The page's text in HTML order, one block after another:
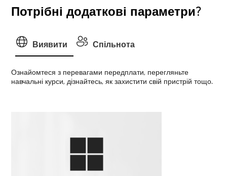
Потрібні додаткові параметри?
Виявити Спільнота
Ознайомтеся з перевагами передплати, перегляньте
навчальні курси, дізнайтесь, як захистити свій пристрій тощо.